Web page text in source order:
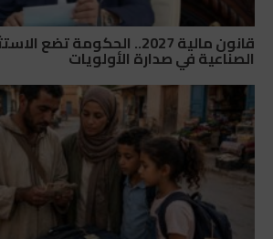
قانون مالية 2027.. الحكومة
الصناعية في صدارة الأولويات